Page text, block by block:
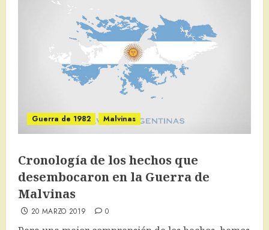
Guerra de 1982 Malvinas
Cronología de los hechos que
desembocaron en la Guerra de
Malvinas
20 MARZO 2019 0